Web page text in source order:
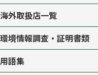
海外取扱店一覧
環境情報調査・証明書類
用語集